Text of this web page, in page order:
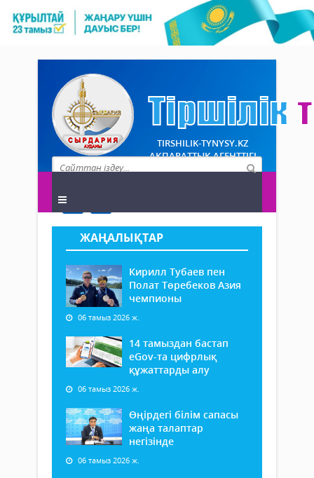
TIRSHILIK-TYNYSY.KZ
АҚПАРАТТЫҚ АГЕНТТІГІ
ЖАҢАЛЫҚТАР
Кирилл Тубаев пен
Полат Төребеков Азия
чемпионы
06 тамыз 2026 ж.
14 тамыздан бастап
еGov-та цифрлық
құжаттарды алу
06 тамыз 2026 ж.
Өңірдегі білім сапасы
жаңа талаптар
негізінде
06 тамыз 2026 ж.